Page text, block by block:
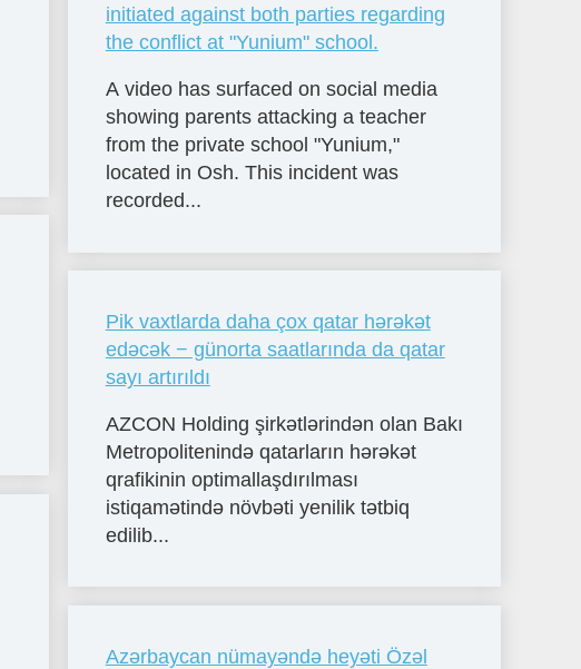
initiated against both parties regarding
the conflict at "Yunium" school.
A video has surfaced on social media
showing parents attacking a teacher
from the private school "Yunium,"
located in Osh. This incident was
recorded...
Pik vaxtlarda daha çox qatar hərəkət
edəcək − günorta saatlarında da qatar
sayı artırıldı
AZCON Holding şirkətlərindən olan Bakı
Metropolitenində qatarların hərəkət
qrafikinin optimallaşdırılması
istiqamətində növbəti yenilik tətbiq
edilib...
Azərbaycan nümayəndə heyəti Özəl